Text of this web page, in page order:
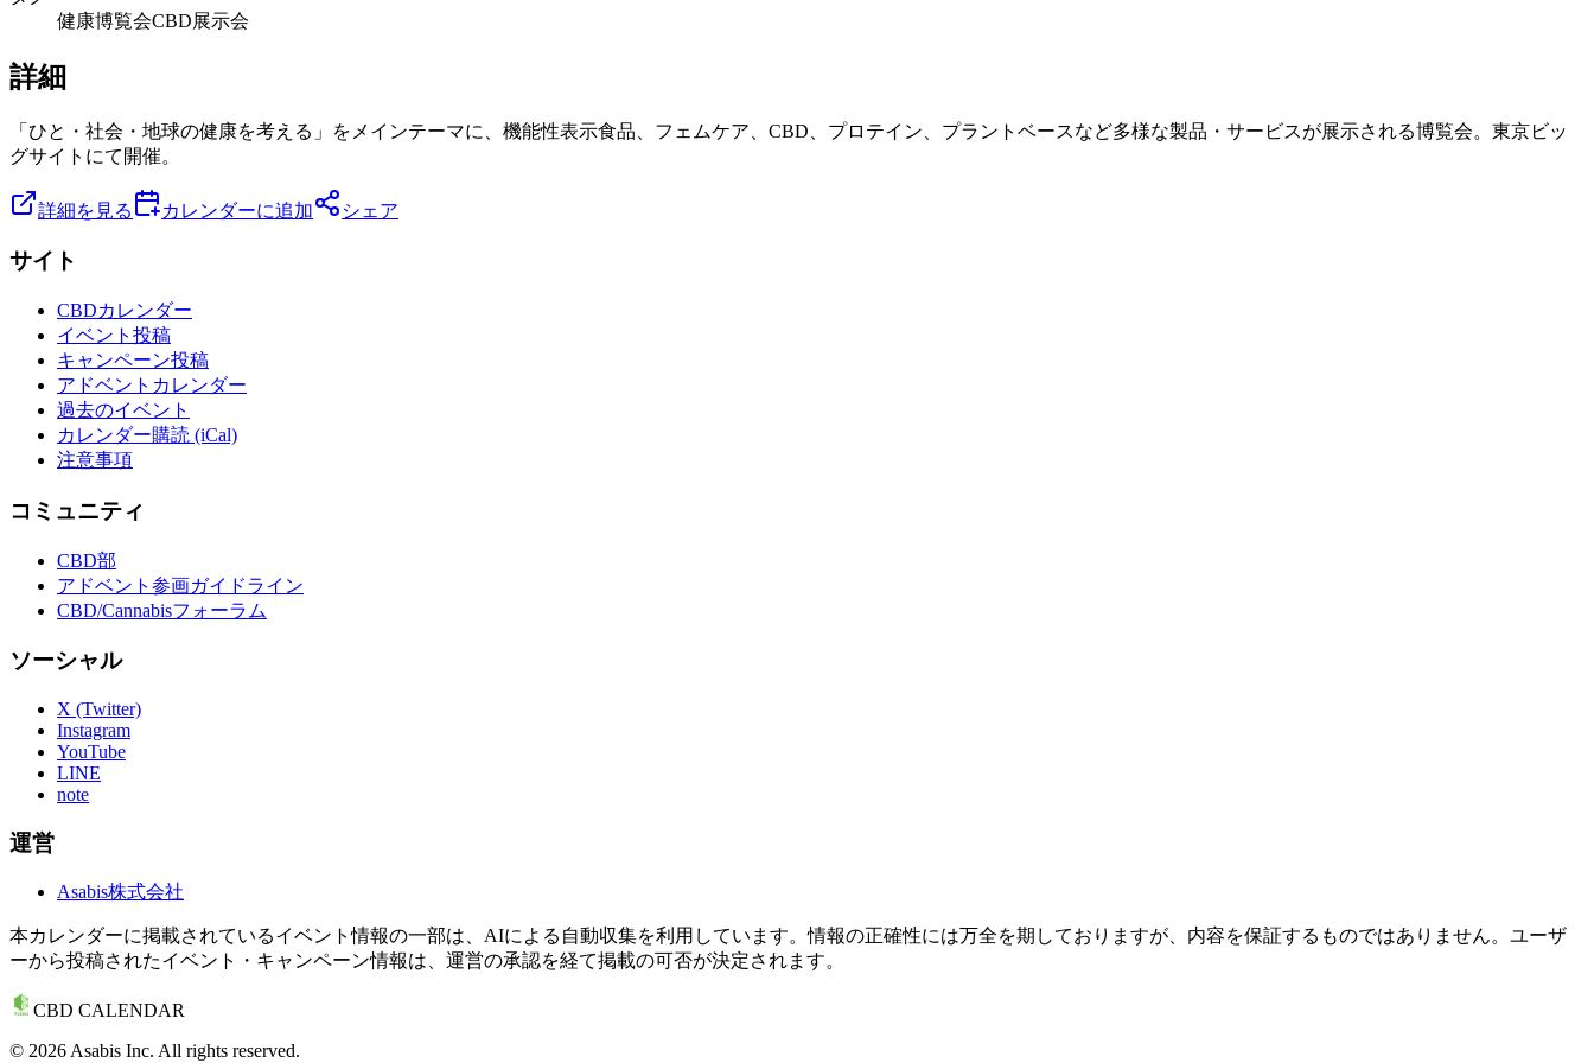
健康博覧会CBD展示会
詳細
「ひと・社会・地球の健康を考える」をメインテーマに、機能性表示食品、フェムケア、CBD、プロテイン、プラントベースなど多様な製品・サービスが展示される博覧会。東京ビッ
グサイトにて開催。
詳細を見る カレンダーに追加 シェア
サイト
CBDカレンダー
イベント投稿
キャンペーン投稿
アドベントカレンダー
過去のイベント
カレンダー購読 (iCal)
注意事項
コミュニティ
CBD部
アドベント参画ガイドライン
CBD/Cannabisフォーラム
ソーシャル
X (Twitter)
Instagram
YouTube
LINE
note
運営
Asabis株式会社
本カレンダーに掲載されているイベント情報の一部は、AIによる自動収集を利用しています。情報の正確性には万全を期しておりますが、内容を保証するものではありません。ユーザ
ーから投稿されたイベント・キャンペーン情報は、運営の承認を経て掲載の可否が決定されます。
CBD CALENDAR
© 2026 Asabis Inc. All rights reserved.